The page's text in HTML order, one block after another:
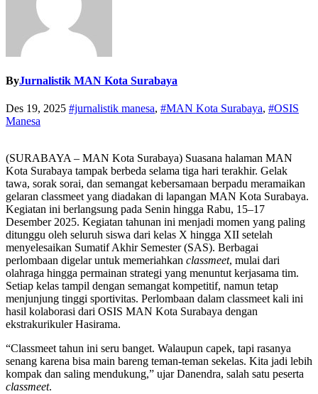
ByJurnalistik MAN Kota Surabaya
Des 19, 2025 #jurnalistik manesa, #MAN Kota Surabaya, #OSIS
Manesa
(SURABAYA – MAN Kota Surabaya) Suasana halaman MAN
Kota Surabaya tampak berbeda selama tiga hari terakhir. Gelak
tawa, sorak sorai, dan semangat kebersamaan berpadu meramaikan
gelaran classmeet yang diadakan di lapangan MAN Kota Surabaya.
Kegiatan ini berlangsung pada Senin hingga Rabu, 15–17
Desember 2025. Kegiatan tahunan ini menjadi momen yang paling
ditunggu oleh seluruh siswa dari kelas X hingga XII setelah
menyelesaikan Sumatif Akhir Semester (SAS). Berbagai
perlombaan digelar untuk memeriahkan classmeet, mulai dari
olahraga hingga permainan strategi yang menuntut kerjasama tim.
Setiap kelas tampil dengan semangat kompetitif, namun tetap
menjunjung tinggi sportivitas. Perlombaan dalam classmeet kali ini
hasil kolaborasi dari OSIS MAN Kota Surabaya dengan
ekstrakurikuler Hasirama.
“Classmeet tahun ini seru banget. Walaupun capek, tapi rasanya
senang karena bisa main bareng teman-teman sekelas. Kita jadi lebih
kompak dan saling mendukung,” ujar Danendra, salah satu peserta
classmeet.